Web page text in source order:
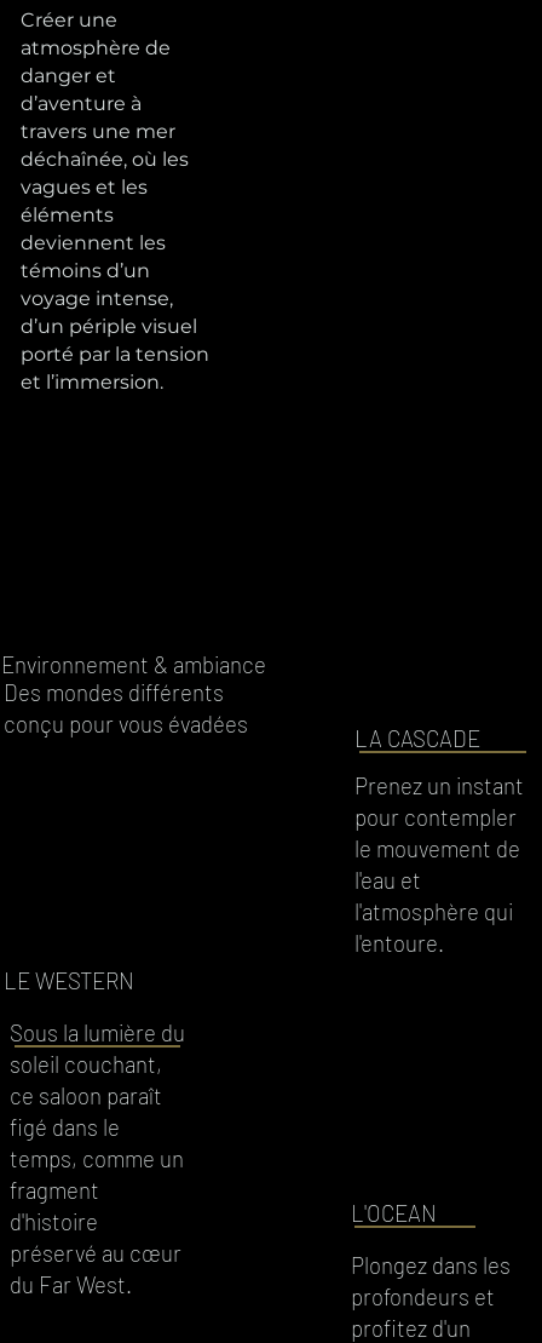
Créer une
atmosphère de
danger et
d’aventure à
travers une mer
déchaînée, où les
vagues et les
éléments
deviennent les
témoins d’un
voyage intense,
d’un périple visuel
porté par la tension
et l’immersion.
Environnement & ambiance
Des mondes différents
conçu pour vous évadées
LA CASCADE
Prenez un instant
pour contempler
le mouvement de
l'eau et
l'atmosphère qui
l'entoure.
LE WESTERN
Sous la lumière du
soleil couchant,
ce saloon paraît
figé dans le
temps, comme un
fragment
d'histoire
préservé au cœur
du Far West.
L'OCEAN
Plongez dans les
profondeurs et
profitez d'un